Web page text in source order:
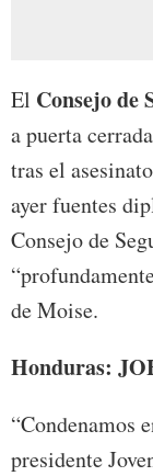
El Consejo de
a puerta
tras el
ayer fuentes
Consejo de
de Moise.
Honduras:
“Condenamos
presidente